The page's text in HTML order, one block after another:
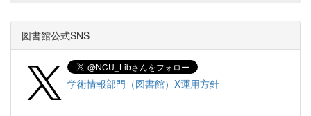
図書館公式SNS
学術情報部門（図書館）X運用方針